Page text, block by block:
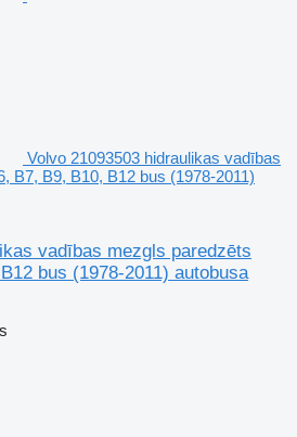
Volvo 21093503 hidraulikas vadības
B7, B9, B10, B12 bus (1978-2011)
vadības mezgls paredzēts
bus (1978-2011) autobusa